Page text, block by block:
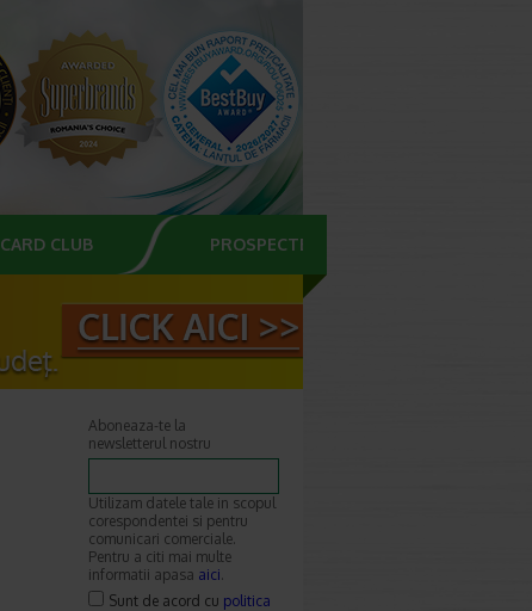
CARD CLUB PROSPECTE
Aboneaza-te la
newsletterul nostru
Utilizam datele tale in scopul
corespondentei si pentru
comunicari comerciale.
Pentru a citi mai multe
informatii apasa aici.
Sunt de acord cu politica